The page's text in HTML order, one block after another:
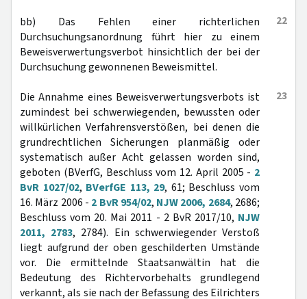
22
bb) Das Fehlen einer richterlichen
Durchsuchungsanordnung führt hier zu einem
Beweisverwertungsverbot hinsichtlich der bei der
Durchsuchung gewonnenen Beweismittel.
23
Die Annahme eines Beweisverwertungsverbots ist
zumindest bei schwerwiegenden, bewussten oder
willkürlichen Verfahrensverstößen, bei denen die
grundrechtlichen Sicherungen planmäßig oder
systematisch außer Acht gelassen worden sind,
geboten (BVerfG, Beschluss vom 12. April 2005 - 2
BvR 1027/02, BVerfGE 113, 29, 61; Beschluss vom
16. März 2006 - 2 BvR 954/02, NJW 2006, 2684, 2686;
Beschluss vom 20. Mai 2011 - 2 BvR 2017/10, NJW
2011, 2783, 2784). Ein schwerwiegender Verstoß
liegt aufgrund der oben geschilderten Umstände
vor. Die ermittelnde Staatsanwältin hat die
Bedeutung des Richtervorbehalts grundlegend
verkannt, als sie nach der Befassung des Eilrichters